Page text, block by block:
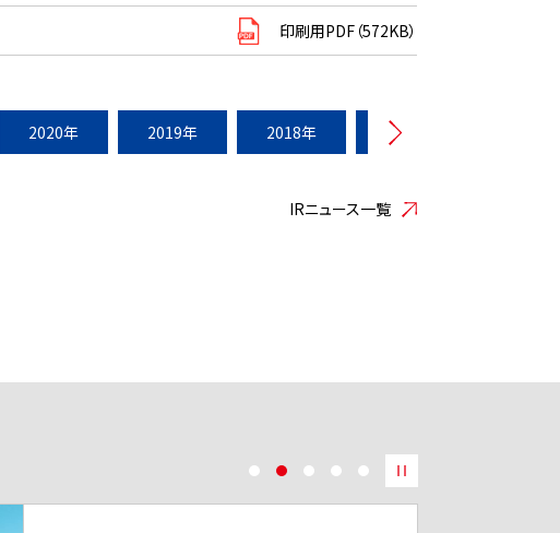
印刷用PDF（572KB）
2020年 2019年 2018年 2017年
IRニュース一覧